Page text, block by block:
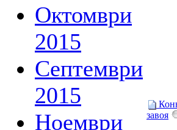
Октомври
2015
Септември
2015
Ноември
завоя